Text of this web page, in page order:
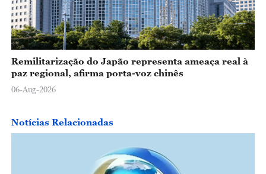
Remilitarização do Japão representa ameaça real à
paz regional, afirma porta-voz chinês
06-Aug-2026
Notícias Relacionadas